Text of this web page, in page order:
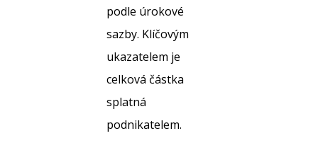
podle úrokové
sazby. Klíčovým
ukazatelem je
celková částka
splatná
podnikatelem.